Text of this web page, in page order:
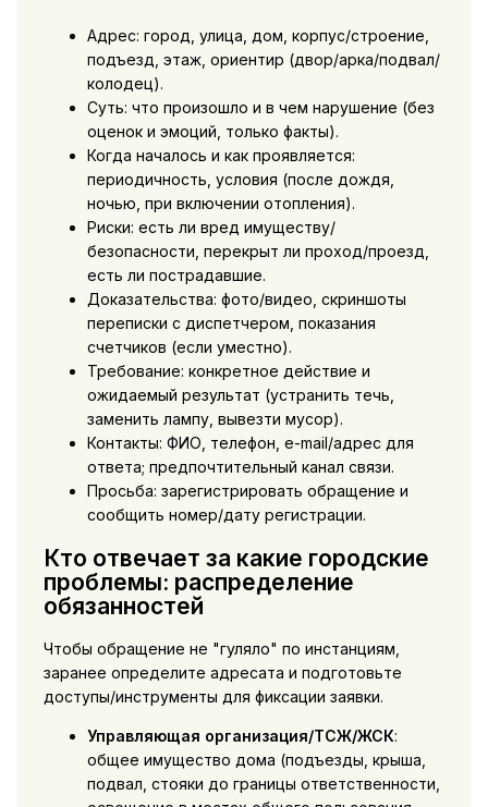
Адрес: город, улица, дом, корпус/строение,
подъезд, этаж, ориентир (двор/арка/подвал/
колодец).
Суть: что произошло и в чем нарушение (без
оценок и эмоций, только факты).
Когда началось и как проявляется:
периодичность, условия (после дождя,
ночью, при включении отопления).
Риски: есть ли вред имуществу/
безопасности, перекрыт ли проход/проезд,
есть ли пострадавшие.
Доказательства: фото/видео, скриншоты
переписки с диспетчером, показания
счетчиков (если уместно).
Требование: конкретное действие и
ожидаемый результат (устранить течь,
заменить лампу, вывезти мусор).
Контакты: ФИО, телефон, e-mail/адрес для
ответа; предпочтительный канал связи.
Просьба: зарегистрировать обращение и
сообщить номер/дату регистрации.
Кто отвечает за какие городские
проблемы: распределение
обязанностей
Чтобы обращение не "гуляло" по инстанциям,
заранее определите адресата и подготовьте
доступы/инструменты для фиксации заявки.
Управляющая организация/ТСЖ/ЖСК:
общее имущество дома (подъезды, крыша,
подвал, стояки до границы ответственности,